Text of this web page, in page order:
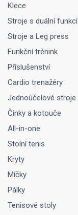
Klece
Stroje s duální funkcí
Stroje a Leg press
Funkční trénink
Příslušenství
Cardio trenažéry
Jednoúčelové stroje
Činky a kotouče
All-in-one
Stolní tenis
Kryty
Míčky
Pálky
Tenisové stoly